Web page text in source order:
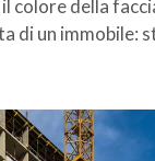
colore della
di un immobile: